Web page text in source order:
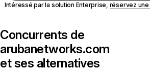
Intéressé par la solution Enterprise, réservez
Concurrents de
arubanetworks.com
et ses alternatives